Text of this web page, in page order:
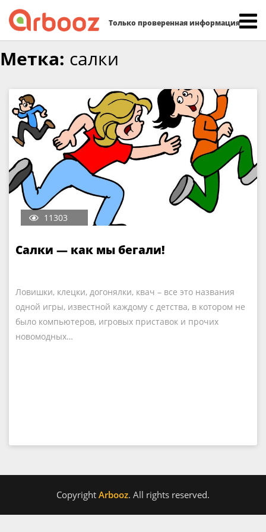
Только проверенная информация
to
Метка: салки
11303
Салки — как мы бегали!
Ловишки, клецки, догонялки, квач – все это названия
одной игры, известной каждому с детства, в котором не
было компьютеров, игровых приставок и прочих
новомодных…
Copyright Arbooz. All rights reserved.
Найти: